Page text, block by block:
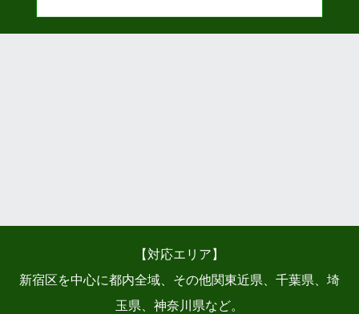
【対応エリア】
新宿区を中心に都内全域、その他関東近県、千葉県、埼
玉県、神奈川県など。